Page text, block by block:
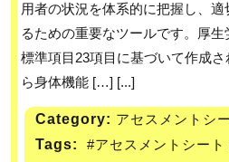
用者の状況を体系的に把握し、
るための重要なツールです。厚
標準項目23項目に基づいて作成
ら身体機能 […] [...]
Category: アセスメントシ
Tags:
#アセスメントシート